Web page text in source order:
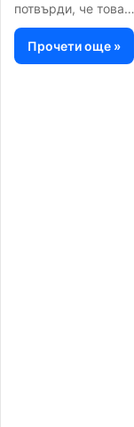
потвърди, че това…
Прочети още »